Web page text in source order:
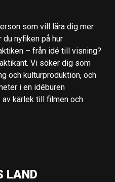
som vill lära dig mer
du nyfiken på hur
– från idé till visning?
Vi söker dig som
och kulturproduktion, och
i en idéburen
kärlek till filmen och
LAND